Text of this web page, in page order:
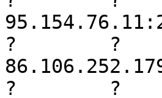
?        ?
?        ?